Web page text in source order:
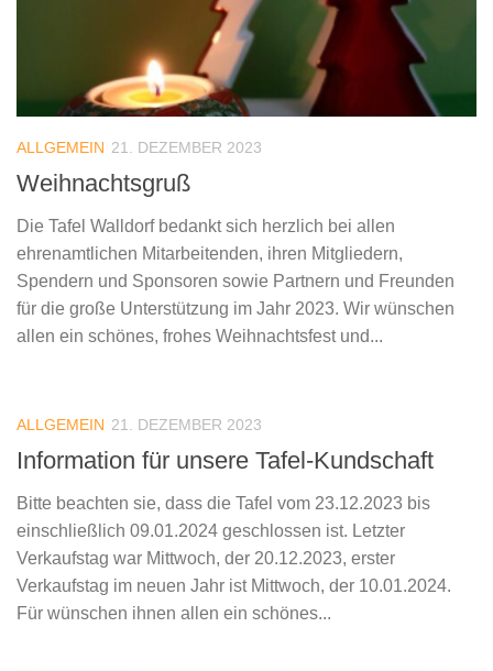
ALLGEMEIN 21. DEZEMBER 2023
Weihnachtsgruß
Die Tafel Walldorf bedankt sich herzlich bei allen
ehrenamtlichen Mitarbeitenden, ihren Mitgliedern,
Spendern und Sponsoren sowie Partnern und Freunden
für die große Unterstützung im Jahr 2023. Wir wünschen
allen ein schönes, frohes Weihnachtsfest und...
ALLGEMEIN 21. DEZEMBER 2023
Information für unsere Tafel-Kundschaft
Bitte beachten sie, dass die Tafel vom 23.12.2023 bis
einschließlich 09.01.2024 geschlossen ist. Letzter
Verkaufstag war Mittwoch, der 20.12.2023, erster
Verkaufstag im neuen Jahr ist Mittwoch, der 10.01.2024.
Für wünschen ihnen allen ein schönes...